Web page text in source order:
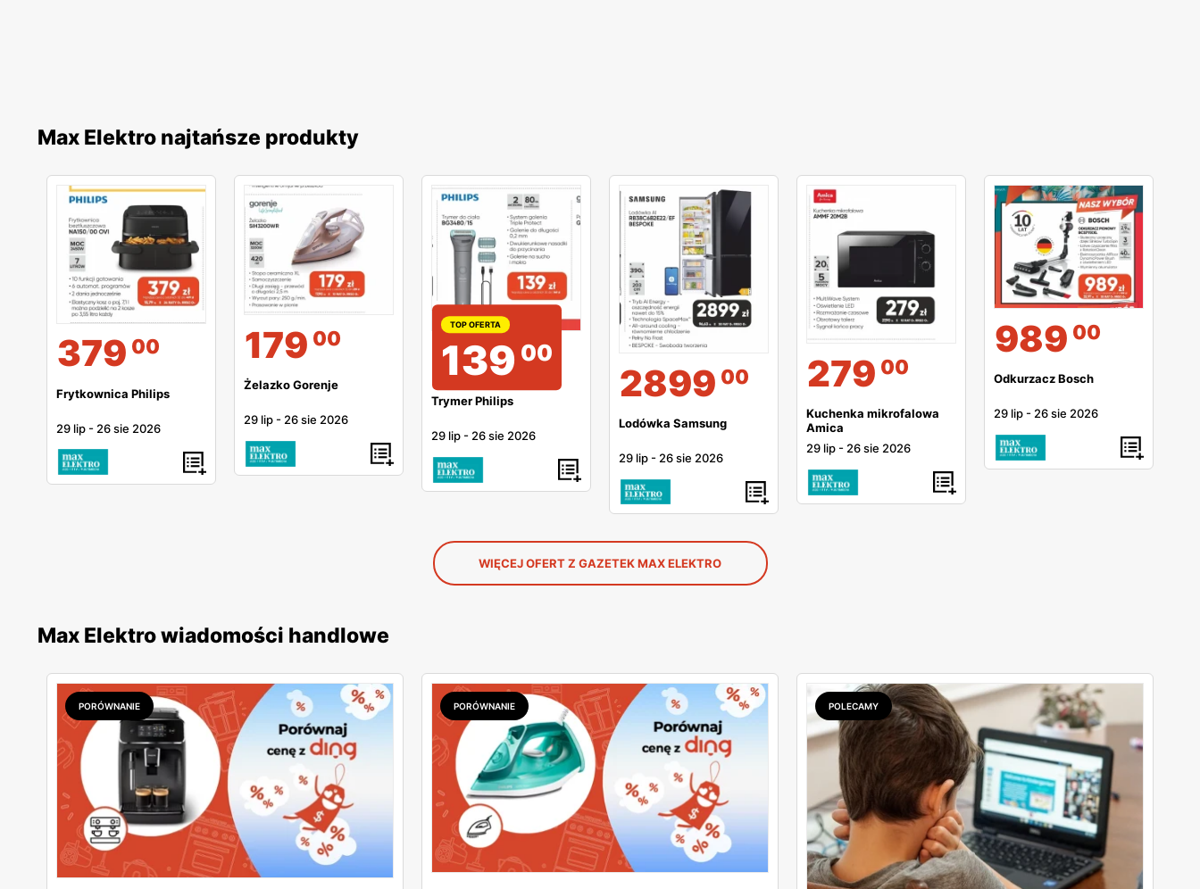
Max Elektro najtańsze produkty
379 00
Frytkownica Philips
29 lip - 26 sie 2026
179 00
Żelazko Gorenje
29 lip - 26 sie 2026
TOP OFERTA
139 00
Trymer Philips
29 lip - 26 sie 2026
2899 00
Lodówka Samsung
29 lip - 26 sie 2026
279 00
Kuchenka mikrofalowa
Amica
29 lip - 26 sie 2026
989 00
Odkurzacz Bosch
29 lip - 26 sie 2026
WIĘCEJ OFERT Z GAZETEK MAX ELEKTRO
Max Elektro wiadomości handlowe
PORÓWNANIE PORÓWNANIE POLECAMY